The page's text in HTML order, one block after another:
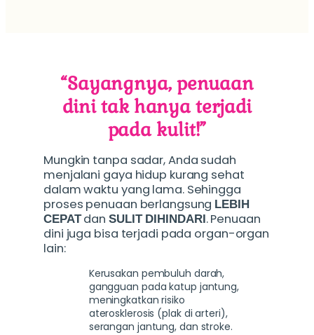
“Sayangnya, penuaan
dini tak hanya terjadi
pada kulit!”
Mungkin tanpa sadar, Anda sudah
menjalani gaya hidup kurang sehat
dalam waktu yang lama. Sehingga
proses penuaan berlangsung LEBIH
CEPATdan SULIT DIHINDARI . Penuaan
dini juga bisa terjadi pada organ-organ
lain:
Kerusakan pembuluh darah,
gangguan pada katup jantung,
meningkatkan risiko
aterosklerosis (plak di arteri),
serangan jantung, dan stroke.